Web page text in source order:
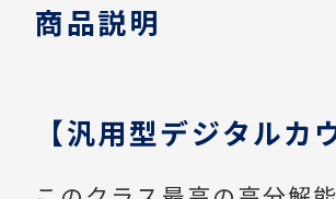
商品説明
【汎用型デジタル